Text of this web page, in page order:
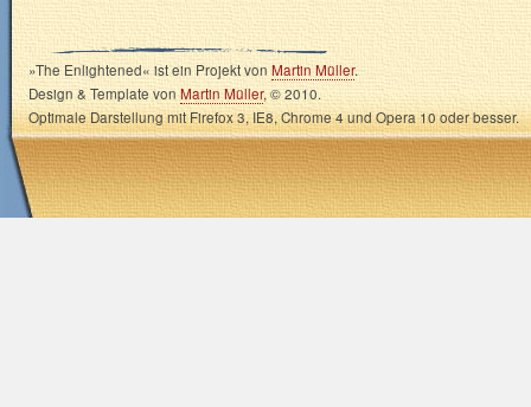
»The Enlightened« ist ein Projekt vonMartin Müller.
Design & Template vonMartin Müller, © 2010.
Optimale Darstellung mit Firefox 3, IE8, Chrome 4 und Opera 10 oder besser.